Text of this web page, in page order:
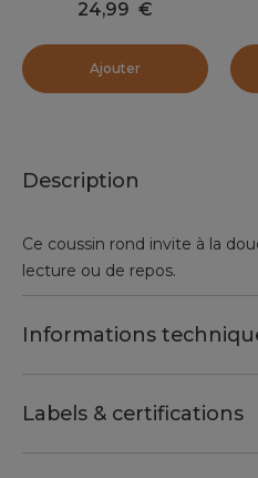
Barbotine Multicolore
24,99 €
Ajouter
Description
Ce coussin rond invite à la
lecture ou de repos.
Informations
Labels & certifications